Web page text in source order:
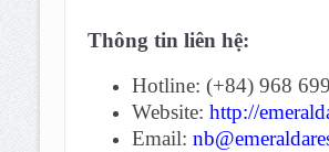
Thông tin liên hệ:
Hotline: (+84) 968
Website: http://
Email: